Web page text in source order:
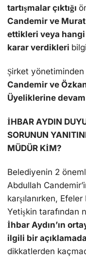
tartışmalar çıktığı
Candemir ve
ettikleri veya
karar verdikleri
Şirket yönetiminden
Candemir ve
Üyeliklerine
İHBAR AYDIN
SORUNUN
MÜDÜR KİM?
Belediyenin 2
Abdullah
karşılanırken,
Yetişkin tarafından
İhbar Aydın’ın
ilgili bir
dikkatlerden